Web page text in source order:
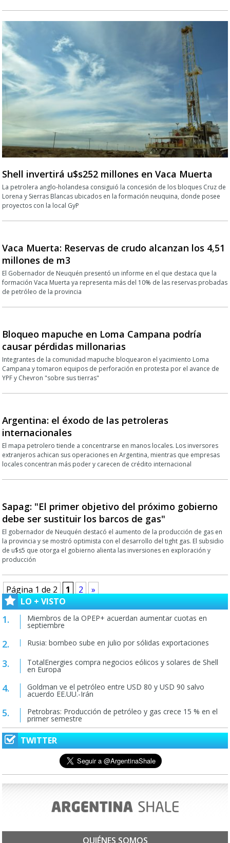
Shell invertirá u$s252 millones en Vaca Muerta
La petrolera anglo-holandesa consiguió la concesión de los bloques Cruz de
Lorena y Sierras Blancas ubicados en la formación neuquina, donde posee
proyectos con la local GyP
Vaca Muerta: Reservas de crudo alcanzan los 4,51
millones de m3
El Gobernador de Neuquén presentó un informe en el que destaca que la
formación Vaca Muerta ya representa más del 10% de las reservas probadas
de petróleo de la provincia
Bloqueo mapuche en Loma Campana podría
causar pérdidas millonarias
Integrantes de la comunidad mapuche bloquearon el yacimiento Loma
Campana y tomaron equipos de perforación en protesta por el avance de
YPF y Chevron "sobre sus tierras"
Argentina: el éxodo de las petroleras
internacionales
El mapa petrolero tiende a concentrarse en manos locales. Los inversores
extranjeros achican sus operaciones en Argentina, mientras que empresas
locales concentran más poder y carecen de crédito internacional
Sapag: "El primer objetivo del próximo gobierno
debe ser sustituir los barcos de gas"
El gobernador de Neuquén destacó el aumento de la producción de gas en
la provincia y se mostró optimista con el desarrollo del tight gas. El subsidio
de u$s5 que otorga el gobierno alienta las inversiones en exploración y
producción
Página 1 de 2 1 2
»
LO + VISTO
Miembros de la OPEP+ acuerdan aumentar cuotas en
septiembre
Rusia: bombeo sube en julio por sólidas exportaciones
TotalEnergies compra negocios eólicos y solares de Shell
en Europa
Goldman ve el petróleo entre USD 80 y USD 90 salvo
acuerdo EE.UU.-Irán
Petrobras: Producción de petróleo y gas crece 15 % en el
primer semestre
TWITTER
QUIÉNES SOMOS